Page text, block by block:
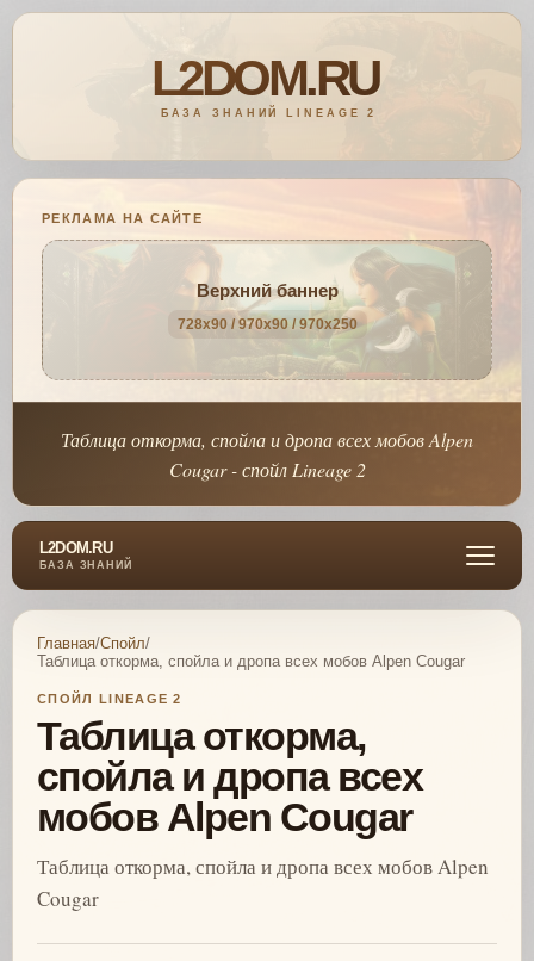
РЕКЛАМА НА САЙТЕ
Верхний баннер
728x90 / 970x90 / 970x250
Таблица откорма, спойла и дропа всех мобов Alpen
Cougar - спойл Lineage 2
L2DOM.RU
БАЗА ЗНАНИЙ
Главная/Спойл/
Таблица откорма, спойла и дропа всех мобов Alpen Cougar
СПОЙЛ LINEAGE 2
Таблица откорма,
спойла и дропа всех
мобов Alpen Cougar
Таблица откорма, спойла и дропа всех мобов Alpen
Cougar